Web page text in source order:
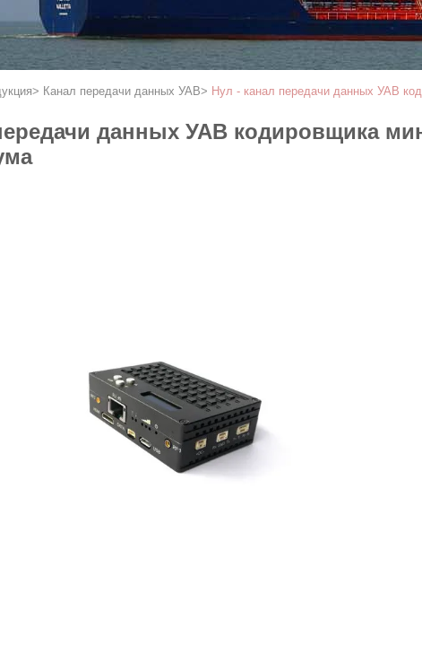
> Канал передачи данных УАВ> Нул - канал передачи данных УАВ
данных УАВ кодировщика